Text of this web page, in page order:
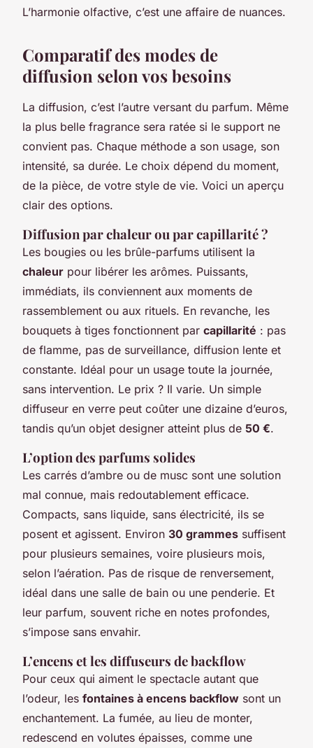
L’harmonie olfactive, c’est une affaire de nuances.
Comparatif des modes de
diffusion selon vos besoins
La diffusion, c’est l’autre versant du parfum. Même
la plus belle fragrance sera ratée si le support ne
convient pas. Chaque méthode a son usage, son
intensité, sa durée. Le choix dépend du moment,
de la pièce, de votre style de vie. Voici un aperçu
clair des options.
Diffusion par chaleur ou par capillarité ?
Les bougies ou les brûle-parfums utilisent la
chaleur pour libérer les arômes. Puissants,
immédiats, ils conviennent aux moments de
rassemblement ou aux rituels. En revanche, les
bouquets à tiges fonctionnent par capillarité : pas
de flamme, pas de surveillance, diffusion lente et
constante. Idéal pour un usage toute la journée,
sans intervention. Le prix ? Il varie. Un simple
diffuseur en verre peut coûter une dizaine d’euros,
tandis qu’un objet designer atteint plus de 50 €.
L’option des parfums solides
Les carrés d’ambre ou de musc sont une solution
mal connue, mais redoutablement efficace.
Compacts, sans liquide, sans électricité, ils se
posent et agissent. Environ 30 grammes suffisent
pour plusieurs semaines, voire plusieurs mois,
selon l’aération. Pas de risque de renversement,
idéal dans une salle de bain ou une penderie. Et
leur parfum, souvent riche en notes profondes,
s’impose sans envahir.
L’encens et les diffuseurs de backflow
Pour ceux qui aiment le spectacle autant que
l’odeur, les fontaines à encens backflow sont un
enchantement. La fumée, au lieu de monter,
redescend en volutes épaisses, comme une